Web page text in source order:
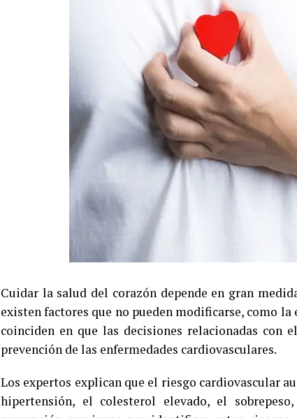
Cuidar la salud del corazón depende en gran
existen factores que no pueden modificarse, como
coinciden en que las decisiones relacionadas con
prevención de las enfermedades cardiovasculares.
Los expertos explican que el riesgo cardiovascular
hipertensión, el colesterol elevado, el